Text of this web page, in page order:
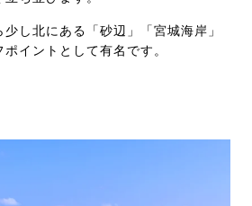
し北にある「砂辺」「宮城海岸」
イントとして有名です。